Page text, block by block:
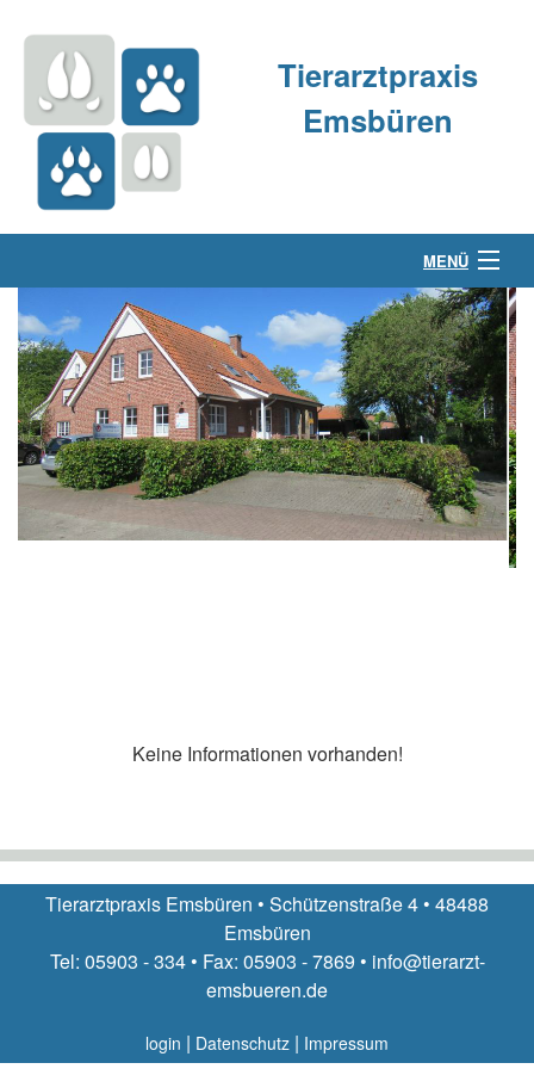
Tierarztpraxis
Emsbüren
MENÜ
Über uns
Kleintierpraxis
Großtierpraxis
Kontakt & Anfahrt
Keine Informationen vorhanden!
Tierarztpraxis Emsbüren • Schützenstraße 4 • 48488
Emsbüren
Tel: 05903 - 334 • Fax: 05903 - 7869 • info@tierarzt-
emsbueren.de
login | Datenschutz | Impressum